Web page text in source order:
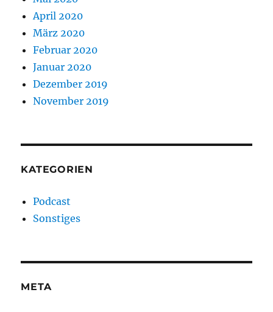
April 2020
März 2020
Februar 2020
Januar 2020
Dezember 2019
November 2019
KATEGORIEN
Podcast
Sonstiges
META